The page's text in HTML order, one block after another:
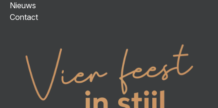
Nieuws
Contact